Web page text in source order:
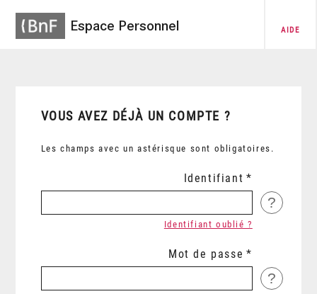
Espace Personnel AIDE
VOUS AVEZ DÉJÀ UN COMPTE ?
Les champs avec un astérisque sont obligatoires.
Identifiant
?
Identifiant oublié ?
Mot de passe
?